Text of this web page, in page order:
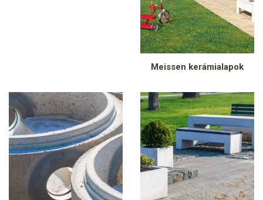
Meissen kerámialapok